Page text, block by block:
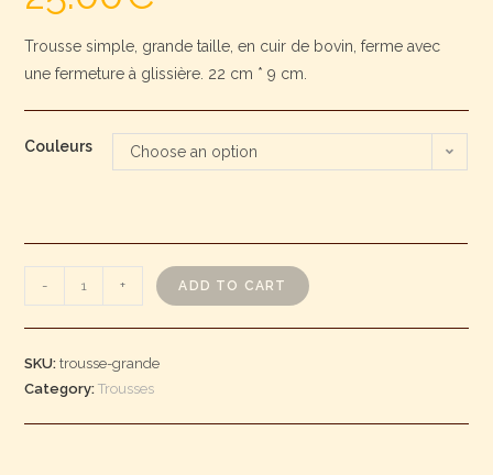
Trousse simple, grande taille, en cuir de bovin, ferme avec
une fermeture à glissière. 22 cm * 9 cm.
Couleurs Choose an option
- + ADD TO CART
SKU:trousse-grande
Category:Trousses